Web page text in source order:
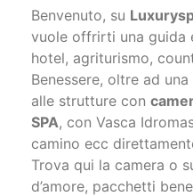
Benvenuto, su
vuole offrirti una guida
hotel, agriturismo,
Benessere, oltre ad
alle strutture con
SPA, con Vasca
camino ecc
Trova qui la camera o
d’amore, pacchetti